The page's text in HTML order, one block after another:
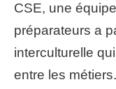
CSE, une
préparateurs a
interculturelle
entre les